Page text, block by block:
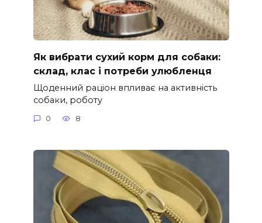
Як вибрати сухий корм для собаки:
склад, клас і потреби улюбленця
Щоденний раціон впливає на активність
собаки, роботу
0 8